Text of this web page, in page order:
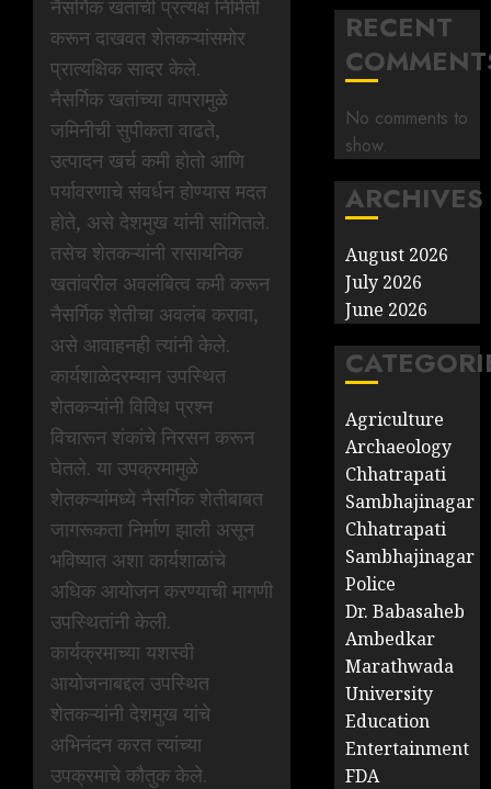
नैसर्गिक खताची प्रत्यक्ष निर्मिती
करून दाखवत शेतकऱ्यांसमोर
प्रात्यक्षिक सादर केले.
नैसर्गिक खतांच्या वापरामुळे
जमिनीची सुपीकता वाढते,
उत्पादन खर्च कमी होतो आणि
पर्यावरणाचे संवर्धन होण्यास मदत
होते, असे देशमुख यांनी सांगितले.
तसेच शेतकऱ्यांनी रासायनिक
खतांवरील अवलंबित्व कमी करून
नैसर्गिक शेतीचा अवलंब करावा,
असे आवाहनही त्यांनी केले.
कार्यशाळेदरम्यान उपस्थित
शेतकऱ्यांनी विविध प्रश्न
विचारून शंकांचे निरसन करून
घेतले. या उपक्रमामुळे
शेतकऱ्यांमध्ये नैसर्गिक शेतीबाबत
जागरूकता निर्माण झाली असून
भविष्यात अशा कार्यशाळांचे
अधिक आयोजन करण्याची मागणी
उपस्थितांनी केली.
कार्यक्रमाच्या यशस्वी
आयोजनाबद्दल उपस्थित
शेतकऱ्यांनी देशमुख यांचे
अभिनंदन करत त्यांच्या
उपक्रमाचे कौतुक केले.
RECENT
No comments to
show.
ARCHIVES
August 2026
July 2026
June 2026
Agriculture
Archaeology
Chhatrapati
Sambhajinagar
Chhatrapati
Sambhajinagar
Police
Dr. Babasaheb
Ambedkar
Marathwada
University
Education
Entertainment
FDA